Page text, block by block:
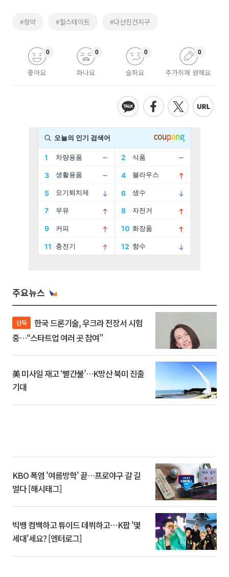
#청약 #힐스테이트 #다산진건지구
좋아요
0
화나요
0
슬퍼요
0
추가취재 원해요
0
주요뉴스
단독
중…“스타트업 여러 곳 참여”
美 미사일 재고 ‘빨간불’…K방산 북미 진출
기대
KBO 폭염 '여름방학' 끝…프로야구 갈 길
멀다 [해시태그]
빅뱅 컴백하고 튜이드 데뷔하고⋯K팝 '몇
세대'세요? [엔터로그]